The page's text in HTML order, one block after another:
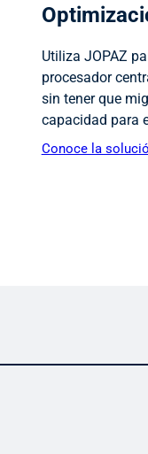
Utiliza JOPAZ
procesador
sin tener que
capacidad para
Conoce la